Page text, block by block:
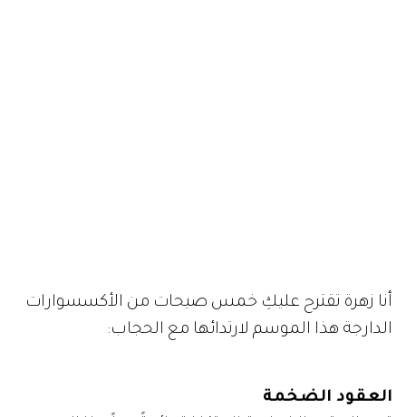
أنا زهرة تقترح عليكِ خمس صيحات من الأكسسوارات
الدارجة هذا الموسم لارتدائها مع الحجاب:
العقود الضخمة